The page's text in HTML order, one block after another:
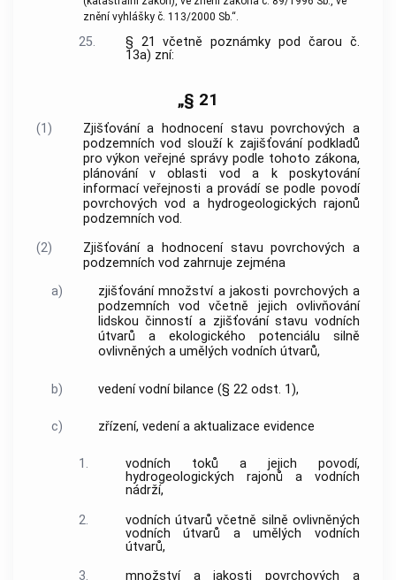
znění vyhlášky č. 113/2000 Sb.“.
25.
§ 21 včetně poznámky pod čarou č.
13a) zní:
„§ 21
(1)
Zjišťování a hodnocení stavu povrchových a
podzemních vod slouží k zajišťování podkladů
pro výkon veřejné správy podle tohoto zákona,
plánování v oblasti vod a k poskytování
informací veřejnosti a provádí se podle povodí
povrchových vod a hydrogeologických rajonů
podzemních vod.
(2)
Zjišťování a hodnocení stavu povrchových a
podzemních vod zahrnuje zejména
a)
zjišťování množství a jakosti povrchových a
podzemních vod včetně jejich ovlivňování
lidskou činností a zjišťování stavu vodních
útvarů a ekologického potenciálu silně
ovlivněných a umělých vodních útvarů,
b) vedení vodní bilance (§ 22 odst. 1),
c) zřízení, vedení a aktualizace evidence
1.
vodních toků a jejich povodí,
hydrogeologických rajonů a vodních
nádrží,
2.
vodních útvarů včetně silně ovlivněných
vodních útvarů a umělých vodních
útvarů,
3.
množství a jakosti povrchových a